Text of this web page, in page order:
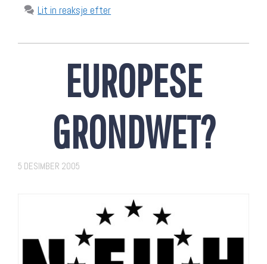
Lit in reaksje efter
EUROPESE
GRONDWET?
5 DESIMBER 2005